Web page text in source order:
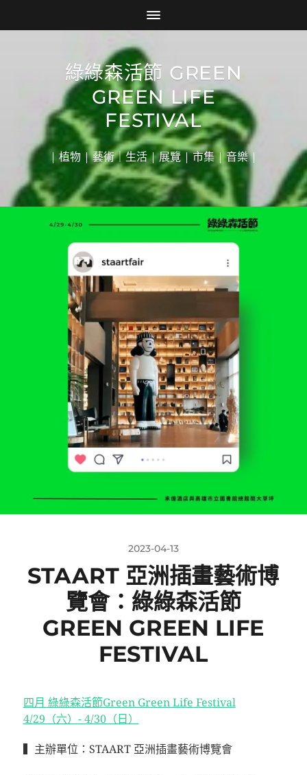
綠綠森活節 GREEN
GREEN LIFE
FESTIVAL
| 植物 | 藝術｜生活 | 展覽 | 市集 | 音樂 |
2023-04-13
STAART 亞洲插畫藝術博
覽會：綠綠森活節
GREEN GREEN LIFE
FESTIVAL
四月 綠綠森活節Green Green Life Festival
4/29（六）- 4/30（日）
▍主辦單位：STAART 亞洲插畫藝術博覽會